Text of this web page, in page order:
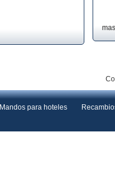
Mandos para hoteles